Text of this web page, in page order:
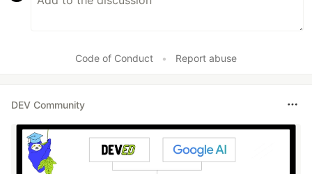
Code of Conduct • Report abuse
DEV Community